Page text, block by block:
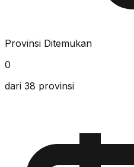
Provinsi Ditemukan
0
dari 38 provinsi